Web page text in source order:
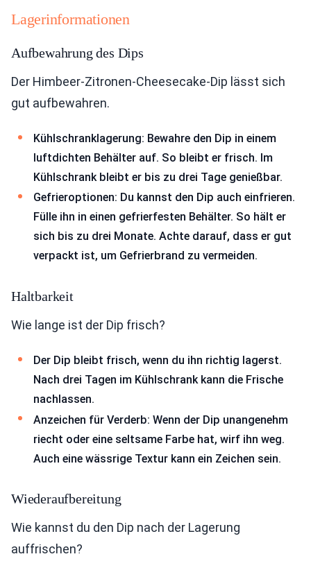
Lagerinformationen
Aufbewahrung des Dips
Der Himbeer-Zitronen-Cheesecake-Dip lässt sich
gut aufbewahren.
Kühlschranklagerung: Bewahre den Dip in einem
luftdichten Behälter auf. So bleibt er frisch. Im
Kühlschrank bleibt er bis zu drei Tage genießbar.
Gefrieroptionen: Du kannst den Dip auch einfrieren.
Fülle ihn in einen gefrierfesten Behälter. So hält er
sich bis zu drei Monate. Achte darauf, dass er gut
verpackt ist, um Gefrierbrand zu vermeiden.
Haltbarkeit
Wie lange ist der Dip frisch?
Der Dip bleibt frisch, wenn du ihn richtig lagerst.
Nach drei Tagen im Kühlschrank kann die Frische
nachlassen.
Anzeichen für Verderb: Wenn der Dip unangenehm
riecht oder eine seltsame Farbe hat, wirf ihn weg.
Auch eine wässrige Textur kann ein Zeichen sein.
Wiederaufbereitung
Wie kannst du den Dip nach der Lagerung
auffrischen?